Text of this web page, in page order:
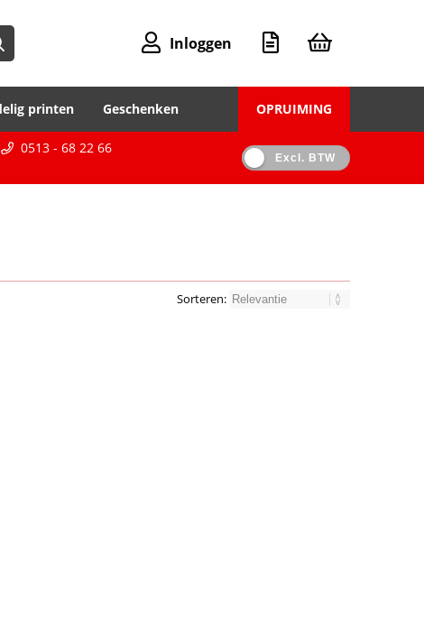
Inloggen
printen Geschenken OPRUIMING
0513 - 68 22 66
Excl. BTW
Sorteren: